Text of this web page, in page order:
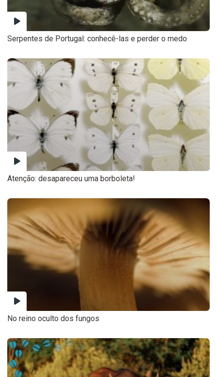
Serpentes de Portugal: conhecê-las e perder o medo
Atenção: desapareceu uma borboleta!
No reino oculto dos fungos